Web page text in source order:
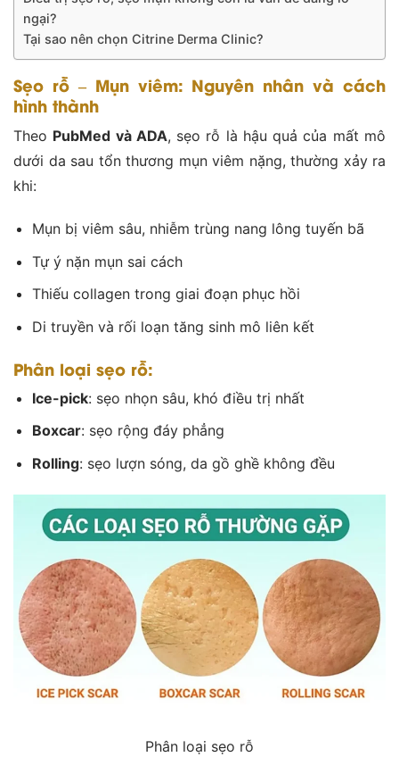
ngại?
Tại sao nên chọn Citrine Derma Clinic?
Sẹo rỗ – Mụn viêm: Nguyên nhân và cách
hình thành
Theo PubMed và ADA, sẹo rỗ là hậu quả của mất mô
dưới da sau tổn thương mụn viêm nặng, thường xảy ra
khi:
Mụn bị viêm sâu, nhiễm trùng nang lông tuyến bã
Tự ý nặn mụn sai cách
Thiếu collagen trong giai đoạn phục hồi
Di truyền và rối loạn tăng sinh mô liên kết
Phân loại sẹo rỗ:
Ice-pick: sẹo nhọn sâu, khó điều trị nhất
Boxcar: sẹo rộng đáy phẳng
Rolling: sẹo lượn sóng, da gồ ghề không đều
Phân loại sẹo rỗ